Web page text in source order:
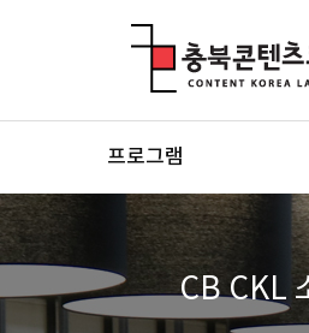
프로그램
CB CKL